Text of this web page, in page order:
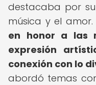
destacaba por
música y el amor.
en honor a las
expresión
conexión con lo
abordó temas